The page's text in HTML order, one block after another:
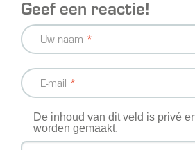
Geef een reactie!
Uw naam
E-mail
De inhoud van dit veld is privé
worden gemaakt.